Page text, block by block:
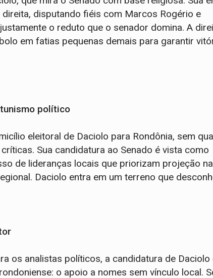
disputando fiéis com Marcos Rogério e
o reduto que o senador domina. A
em fatias pequenas demais para garantir
político
eleitoral de Daciolo para Rondônia, sem
Sua candidatura ao Senado é vista como
de lideranças locais que priorizam projeção
Daciolo entra em um terreno que
os analistas políticos, a candidatura de Daciolo
o apoio a nomes sem vínculo local.